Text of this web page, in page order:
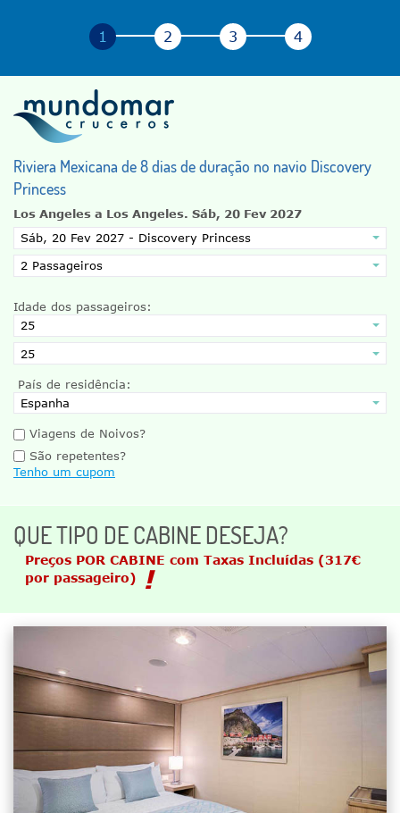
Riviera Mexicana de 8 dias de duração no navio Discovery
Princess
Los Angeles a Los Angeles. Sáb, 20 Fev 2027
Idade dos passageiros:
País de residência:
Viagens de Noivos?
São repetentes?
Tenho um cupom
QUE TIPO DE CABINE DESEJA?
Preços POR CABINE com Taxas Incluídas (317€
por passageiro)